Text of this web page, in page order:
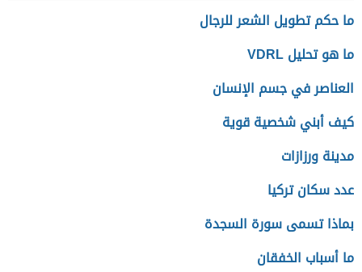
ما حكم تطويل الشعر للرجال
ما هو تحليل VDRL
العناصر في جسم الإنسان
كيف أبني شخصية قوية
مدينة ورزازات
عدد سكان تركيا
بماذا تسمى سورة السجدة
ما أسباب الخفقان